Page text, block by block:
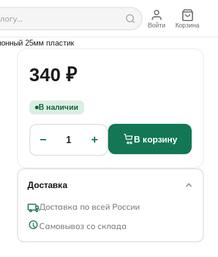
Войти Корзина
25мм пластик
340 ₽
В наличии
− 1 + В корзину
Доставка
Доставка по всей России
Самовывоз со склада